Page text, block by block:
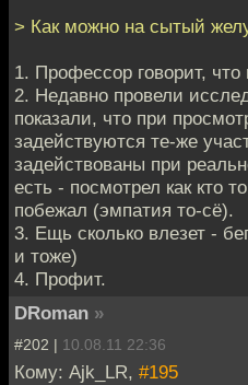
> Как можно на сытый
1. Профессор говорит, что
2. Недавно провели
показали, что при
задействуются те-же
задействованы при
есть - посмотрел как кто
побежал (эмпатия то-сё).
3. Ещь сколько влезет -
и тоже)
4. Профит.
DRoman »
#202 | 10.08.11 22:36
Кому: Ajk_LR, #195